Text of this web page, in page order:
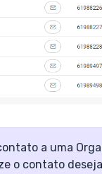
a uma
o contato